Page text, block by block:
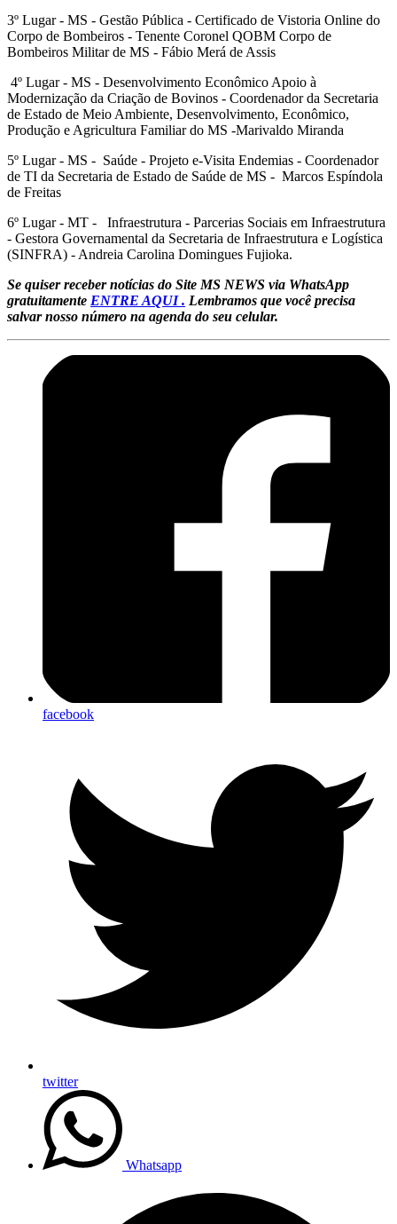
3º Lugar - MS - Gestão Pública - Certificado de Vistoria Online do
Corpo de Bombeiros - Tenente Coronel QOBM Corpo de
Bombeiros Militar de MS - Fábio Merá de Assis
4º Lugar - MS - Desenvolvimento Econômico Apoio à
Modernização da Criação de Bovinos - Coordenador da Secretaria
de Estado de Meio Ambiente, Desenvolvimento, Econômico,
Produção e Agricultura Familiar do MS -Marivaldo Miranda
5º Lugar - MS - Saúde - Projeto e-Visita Endemias - Coordenador
de TI da Secretaria de Estado de Saúde de MS - Marcos Espíndola
de Freitas
6º Lugar - MT - Infraestrutura - Parcerias Sociais em Infraestrutura
- Gestora Governamental da Secretaria de Infraestrutura e Logística
(SINFRA) - Andreia Carolina Domingues Fujioka.
Se quiser receber notícias do Site MS NEWS via WhatsApp
gratuitamente ENTRE AQUI . Lembramos que você precisa
salvar nosso número na agenda do seu celular.
facebook
twitter
Whatsapp